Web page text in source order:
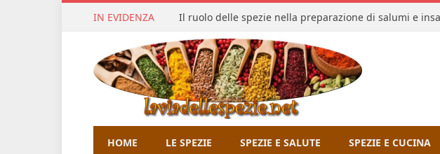
IN EVIDENZA Il ruolo delle spezie nella preparazione di salumi e
HOME LE SPEZIE SPEZIE E SALUTE SPEZIE E CUCINA